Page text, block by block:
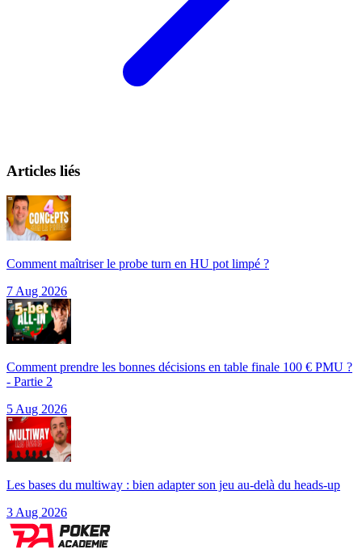
Articles liés
Comment maîtriser le probe turn en HU pot limpé ?
7 Aug 2026
Comment prendre les bonnes décisions en table finale 100 € PMU ?
- Partie 2
5 Aug 2026
Les bases du multiway : bien adapter son jeu au-delà du heads-up
3 Aug 2026